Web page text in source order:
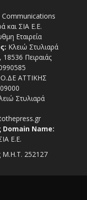
Communications
και ΣΙΑ Ε.Ε.
Εταιρεία
Κλειώ Στυλιαρά
Πειραιάς
ΑΤΤΙΚΗΣ
Στυλιαρά
Domain Name:
Ε.Ε.
Μ.Η.Τ. 252127